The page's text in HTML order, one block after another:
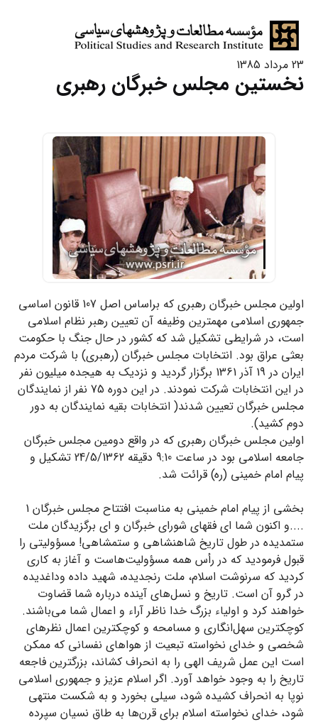
23 مرداد 1385
نخستین مجلس خبرگان رهبری
اولین مجلس خبرگان رهبری که براساس اصل 107 قانون اساسی
جمهوری اسلامی مهمترین وظیفه آن تعیین رهبر نظام اسلامی
است، در شرایطی تشکیل شد که کشور در حال جنگ با حکومت
بعثی عراق بود. انتخابات مجلس خبرگان (رهبری) با شرکت مردم
ایران در 19 آذر 1361 برگزار گردید و نزدیک به هیجده میلیون نفر
در این انتخابات شرکت نمودند. در این دوره 75 نفر از نمایندگان
مجلس خبرگان تعیین شدند( انتخابات بقیه نمایندگان به دور
دوم کشید).
اولین مجلس خبرگان رهبری که در واقع دومین مجلس خبرگان
جامعه اسلامی بود در ساعت 9:10 دقیقه 24/5/1362 تشکیل و
پیام امام خمینی (ره) قرائت شد.
بخشی از پیام امام خمینی به مناسبت افتتاح مجلس خبرگان 1
....و اکنون شما ای فقهای شورای خبرگان و ای برگزیدگان ملت
ستمدیده در طول تاریخ شاهنشاهی و ستمشاهی! مسؤولیتی را
قبول فرمودید که در رأس همه مسؤولیت‌هاست و آغاز به کاری
کردید که سرنوشت اسلام، ملت رنجدیده، شهید داده وداغدیده
در گرو آن است. تاریخ و نسل‌های آینده درباره شما قضاوت
خواهند کرد و اولیاء بزرگ خدا ناظر آراء و اعمال شما می‌باشند.
کوچکترین سهل‌انگاری و مسامحه و کوچکترین اعمال نظرهای
شخصی و خدای نخواسته تبعیت از هواهای نفسانی که ممکن
است این عمل شریف الهی را به انحراف کشاند، بزرگترین فاجعه
تاریخ را به وجود خواهد آورد. اگر اسلام عزیز و جمهوری اسلامی
نوپا به انحراف کشیده شود، سیلی بخورد و به شکست منتهی
شود، خدای نخواسته اسلام برای قرن‌ها به طاق نسیان سپرده